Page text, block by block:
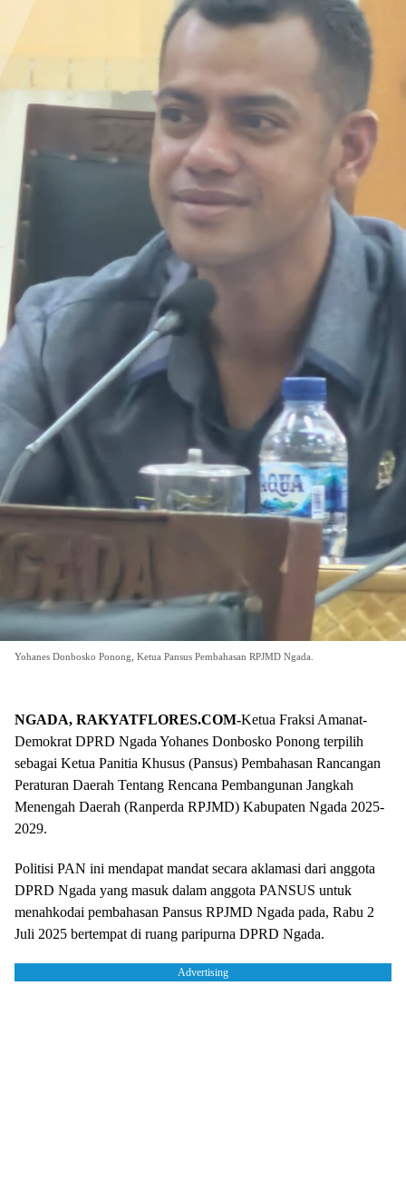
Yohanes Donbosko Ponong, Ketua Pansus Pembahasan RPJMD Ngada.
NGADA, RAKYATFLORES.COM-Ketua Fraksi Amanat-
Demokrat DPRD Ngada Yohanes Donbosko Ponong terpilih
sebagai Ketua Panitia Khusus (Pansus) Pembahasan Rancangan
Peraturan Daerah Tentang Rencana Pembangunan Jangkah
Menengah Daerah (Ranperda RPJMD) Kabupaten Ngada 2025-
2029.
Politisi PAN ini mendapat mandat secara aklamasi dari anggota
DPRD Ngada yang masuk dalam anggota PANSUS untuk
menahkodai pembahasan Pansus RPJMD Ngada pada, Rabu 2
Juli 2025 bertempat di ruang paripurna DPRD Ngada.
Advertising